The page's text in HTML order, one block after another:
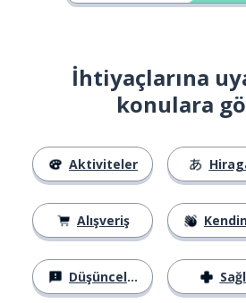
İhtiyaçlarına
konulara
Aktiviteler
Alışveriş
Düşünceler
Kendini